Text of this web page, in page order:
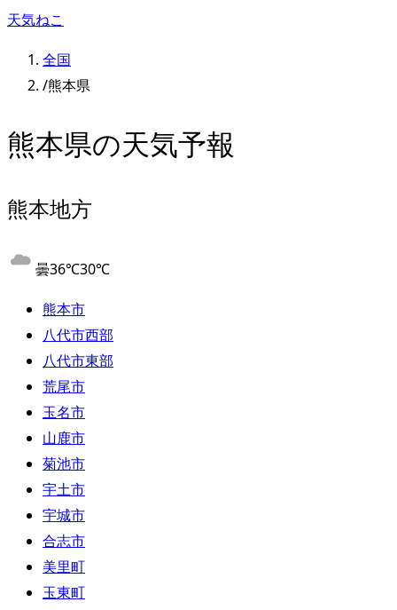
天気ねこ
全国
/熊本県
熊本県の天気予報
熊本地方
曇36℃30℃
熊本市
八代市西部
八代市東部
荒尾市
玉名市
山鹿市
菊池市
宇土市
宇城市
合志市
美里町
玉東町